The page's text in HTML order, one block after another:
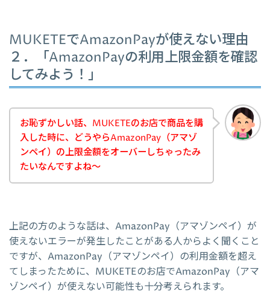
MUKETEでAmazonPayが使えない理由
２．「AmazonPayの利用上限金額を確認
してみよう！」
お恥ずかしい話、MUKETEのお店で商品を購
入した時に、どうやらAmazonPay（アマゾ
ンペイ）の上限金額をオーバーしちゃったみ
たいなんですよね～
上記の方のような話は、AmazonPay（アマゾンペイ）が
使えないエラーが発生したことがある人からよく聞くこと
ですが、AmazonPay（アマゾンペイ）の利用金額を超え
てしまったために、MUKETEのお店でAmazonPay（アマ
ゾンペイ）が使えない可能性も十分考えられます。